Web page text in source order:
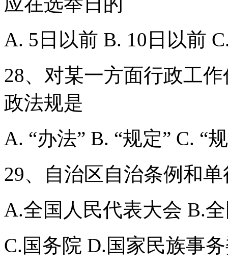
A. 5日以前 B. 10日以前
28、对某一方面行政工
政法规是
A. “办法” B. “规定” C. “
29、自治区自治条例和
A.全国人民代表大会 B.
C.国务院 D.国家民族事